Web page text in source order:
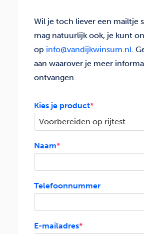
Wil je toch liever een mailtje
mag natuurlijk ook, je kunt
op info@vandijkwinsum.nl.
aan waarover je meer
ontvangen.
Kies je product*
Naam*
Telefoonnummer
E-mailadres*